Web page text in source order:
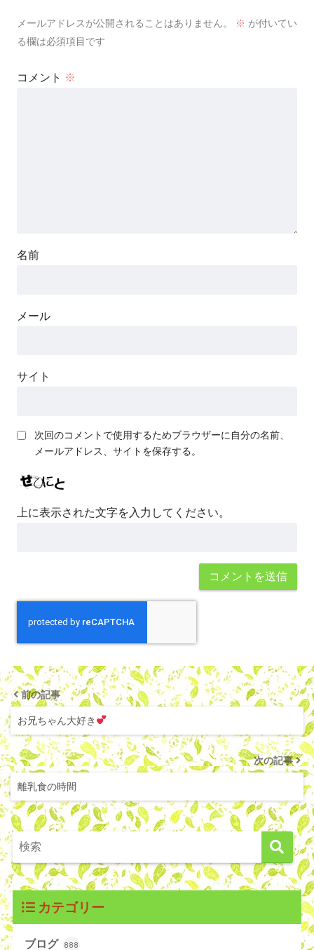
メールアドレスが公開されることはありません。 ※ が付いてい
る欄は必須項目です
コメント ※
名前
メール
サイト
次回のコメントで使用するためブラウザーに自分の名前、
メールアドレス、サイトを保存する。
上に表示された文字を入力してください。
前の記事
お兄ちゃん大好き
次の記事
離乳食の時間
カテゴリー
ブログ 888